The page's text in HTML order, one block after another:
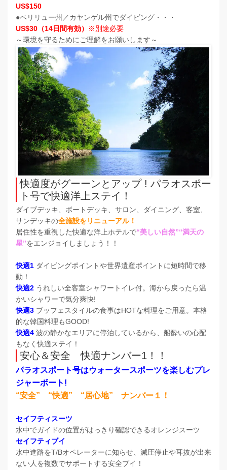
US$150
●ペリリュー州／カヤンゲル州でダイビング・・・
US$30（14日間有効）
※別途必要
～環境を守るためにご理解をお願いします～
快適度がグーーンとアップ ! パラオスポー
ト号で快適洋上ステイ！
ダイブデッキ、ボートデッキ、サロン、ダイニング、客室、
サンデッキの全施設をリニューアル！
居住性を重視した快適な洋上ホテルで“美しい自然”“満天の
星”をエンジョイしましょう！！
快適1 ダイビングポイントや世界遺産ポイントに短時間で移
動！
快適2 うれしい全客室シャワートイレ付。海から戻ったら温
かいシャワーで気分爽快!
快適3 ブッフェスタイルの食事はHOTな料理をご用意。本格
的な韓国料理もGOOD!
快適4 波の静かなエリアに停泊しているから、船酔いの心配
もなく快適ステイ！
安心＆安全 快適ナンバー1！！
パラオスポート号はウォータースポーツを楽しむプレ
ジャーボート!
“安全” “快適” “居心地” ナンバー１！
セイフティスーツ
水中でガイドの位置がはっきり確認できるオレンジスーツ
セイフティブイ
水中進路をT/Bオペレーターに知らせ、減圧停止や耳抜が出来
ない人を複数でサポートする安全ブイ！